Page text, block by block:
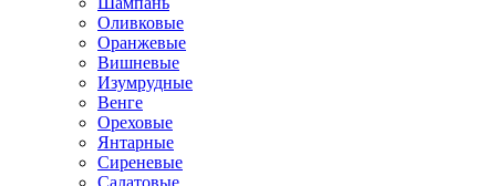
Оливковые
Оранжевые
Вишневые
Изумрудные
Венге
Ореховые
Янтарные
Сиреневые
Салатовые